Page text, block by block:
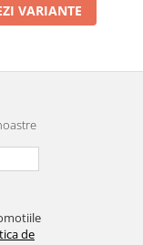
VARIANTE
de